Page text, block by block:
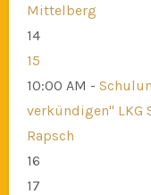
Mittelberg
14
15
10:00 AM -
verkündigen" LKG
Rapsch
16
17